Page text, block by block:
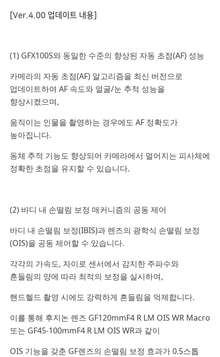
[Ver.4.00 업데이트 내용]
(1) GFX100S와 동일한 수준의 향상된 자동 초점(AF) 성능
카메라의 자동 초점(AF) 알고리즘을 최신 버전으로
업데이트하여 AF 속도와 얼굴/눈 추적 성능을
향상시켰으며,
움직이는 인물을 촬영하는 경우에도 AF 정확도가
높아집니다.
동체 추적 기능도 향상되어 카메라에서 멀어지는 피사체에
정확한 초점을 유지할 수 있습니다.
(2) 바디 내 손떨림 보정 매커니즘의 공동 제어
바디 내 손떨림 보정(IBIS)과 렌즈의 광학식 손떨림 보정
(OIS)을 공동 제어할 수 있습니다.
각각의 가속도, 자이로 센서에서 감지한 주파수와
흔들림의 양에 따라 최적의 보정을 실시하여,
핸드헬드 촬영 시에도 강력하게 흔들림을 억제합니다.
이를 통해 후지논 렌즈 GF120mmF4 R LM OIS WR Macro
또는 GF45-100mmF4 R LM OIS WR과 같이
OIS 기능을 갖춘 GF렌즈의 손떨림 보정 효과가 0.5스톱